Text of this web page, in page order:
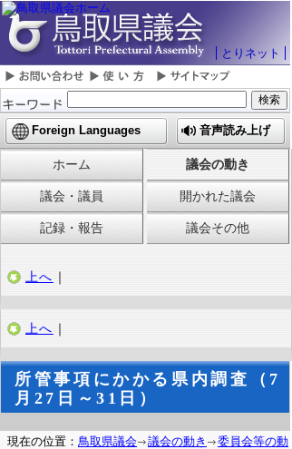
とりネット
Foreign Languages 音声読み上げ
ホーム 議会の動き
議会・議員 開かれた議会
記録・報告 議会その他
上へ ｜
上へ ｜
所管事項にかかる県内調査（7
月27日～31日）
現在の位置： 鳥取県議会 議会の動き
委員会等の動